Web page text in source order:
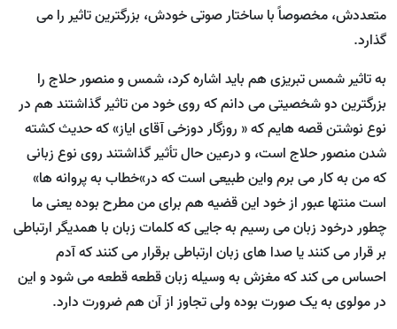
متعددش، مخصوصاً با ساختار صوتی خودش، بزرگترین تاثیر را می
گذارد.
به تاثیر شمس تبریزی هم باید اشاره کرد، شمس و منصور حلاج را
بزرگترین دو شخصیتی می دانم که روی خود من تاثیر گذاشتند هم در
نوع نوشتن قصه هایم که « روزگار دوزخی آقای ایاز» که حدیث کشته
شدن منصور حلاج است، و درعین حال تأثیر گذاشتند روی نوع زبانی
که من به کار می برم واین طبیعی است که در»خطاب به پروانه ها»
است منتها عبور از خود این قضیه هم برای من مطرح بوده یعنی ما
چطور درخود زبان می رسیم به جایی که کلمات زبان با همدیگر ارتباطی
بر قرار می کنند یا صدا های زبان ارتباطی برقرار می کنند که آدم
احساس می کند که مغزش به وسیله زبان قطعه قطعه می شود و این
در مولوی به یک صورت بوده ولی تجاوز از آن هم ضرورت دارد.